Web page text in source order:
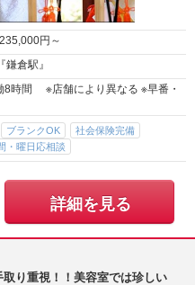
235,000円～
市 各線『鎌倉駅』
時間 ※店舗により異なる ※早番・
ブランクOK
社会保険完備
・曜日応相談
詳細を見る
り重視！！美容室では珍しい